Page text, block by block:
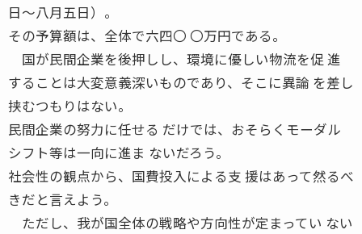
日〜八月五日）。
その予算額は、全体で六四〇 〇万円である。
国が民間企業を後押しし、環境に優しい物流を促 進
することは大変意義深いものであり、そこに異論 を差し
挟むつもりはない。
民間企業の努力に任せる だけでは、おそらくモーダル
シフト等は一向に進ま ないだろう。
社会性の観点から、国費投入による支 援はあって然るべ
きだと言えよう。
ただし、我が国全体の戦略や方向性が定まってい ない